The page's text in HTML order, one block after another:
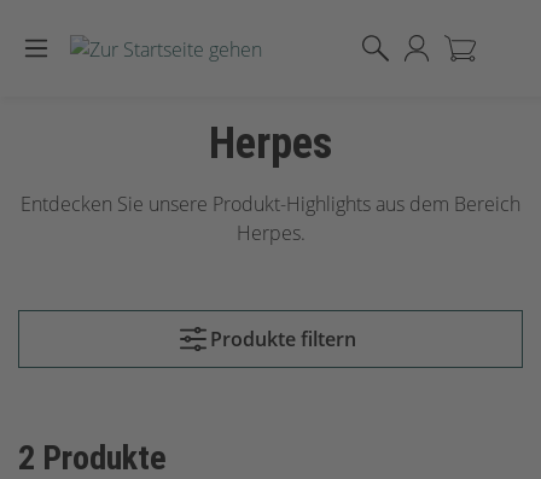
Herpes
Entdecken Sie unsere Produkt-Highlights aus dem Bereich
Herpes.
Produkte filtern
2 Produkte